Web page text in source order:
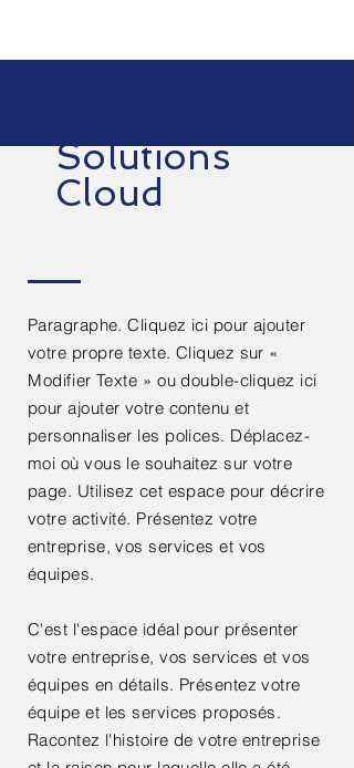
Solutions
Cloud
Paragraphe. Cliquez ici pour ajouter
votre propre texte. Cliquez sur «
Modifier Texte » ou double-cliquez ici
pour ajouter votre contenu et
personnaliser les polices. Déplacez-
moi où vous le souhaitez sur votre
page. Utilisez cet espace pour décrire
votre activité. Présentez votre
entreprise, vos services et vos
équipes.
C'est l'espace idéal pour présenter
votre entreprise, vos services et vos
équipes en détails. Présentez votre
équipe et les services proposés.
Racontez l'histoire de votre entreprise